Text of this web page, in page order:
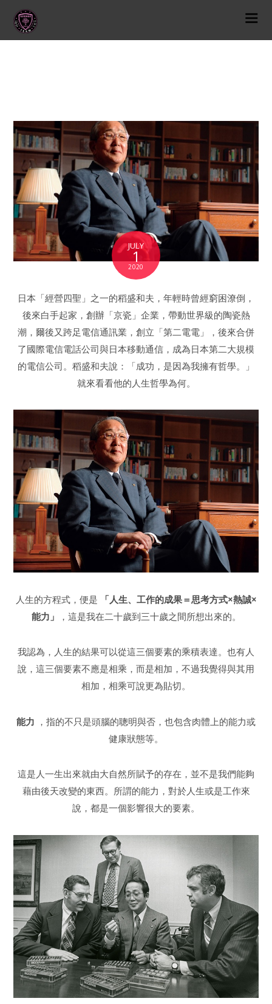
JULY
1
2020
日本「經營四聖」之一的稻盛和夫，年輕時曾經窮困潦倒，
後來白手起家，創辦「京瓷」企業，帶動世界級的陶瓷熱
潮，爾後又跨足電信通訊業，創立「第二電電」，後來合併
了國際電信電話公司與日本移動通信，成為日本第二大規模
的電信公司。稻盛和夫說：「成功，是因為我擁有哲學。」
就來看看他的人生哲學為何。
人生的方程式，便是
「人生、工作的成果＝思考方式×熱誠×
能力」
，這是我在二十歲到三十歲之間所想出來的。
我認為，人生的結果可以從這三個要素的乘積表達。也有人
說，這三個要素不應是相乘，而是相加，不過我覺得與其用
相加，相乘可說更為貼切。
能力 ，指的不只是頭腦的聰明與否，也包含肉體上的能力或
健康狀態等。
這是人一生出來就由大自然所賦予的存在，並不是我們能夠
藉由後天改變的東西。所謂的能力，對於人生或是工作來
說，都是一個影響很大的要素。